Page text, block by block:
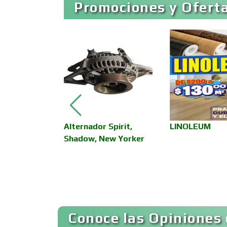
Artículos Publicitarios
Asesoría Fiscal
Asociaciones
Empresariales
Autobuses
Bancos
Promociones y
Alternador Spirit,
Shadow, New Yorker
LINOLEUM
Conoce las